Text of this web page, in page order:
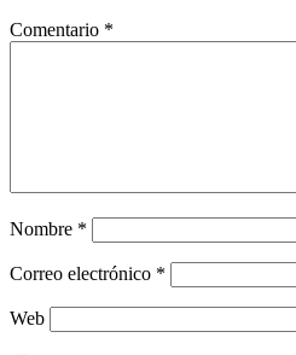
Comentario *
Nombre *
Correo electrónico *
Web